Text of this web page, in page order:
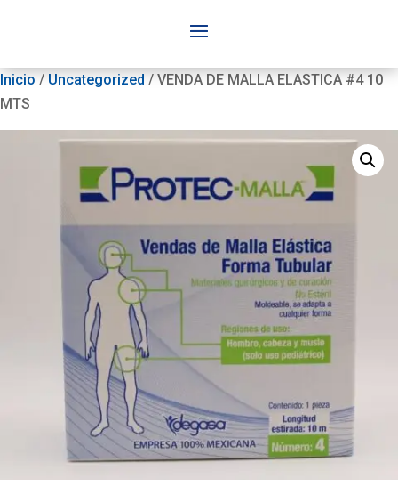
Inicio / Uncategorized / VENDA DE MALLA ELASTICA #4 10
MTS